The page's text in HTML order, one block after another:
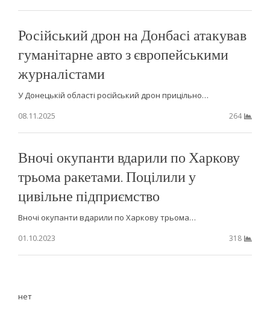
Російський дрон на Донбасі атакував
гуманітарне авто з європейськими
журналістами
У Донецькій області російський дрон прицільно…
08.11.2025
264
Вночі окупанти вдарили по Харкову
трьома ракетами. Поцілили у
цивільне підприємство
Вночі окупанти вдарили по Харкову трьома…
01.10.2023
318
нет